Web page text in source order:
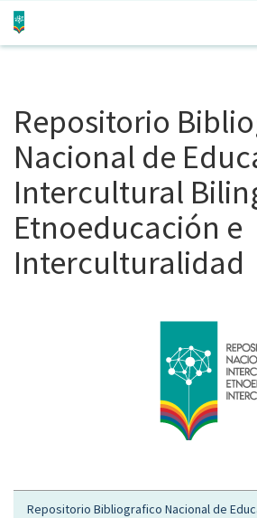
Repositorio
Nacional de
Intercultural
Etnoeducación e
Interculturalidad
Repositorio Bibliografico Nacional de